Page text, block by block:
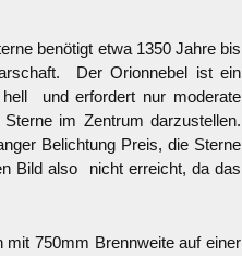
benötigt etwa 1350 Jahre bis
Der Orionnebel ist ein
und erfordert nur moderate
im Zentrum darzustellen.
Belichtung Preis, die Sterne
Bild also nicht erreicht, da das
mit 750mm Brennweite auf einer